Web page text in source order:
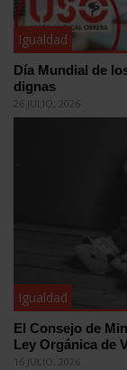
Igualdad
Día Mundial de
dignas
26 JULIO, 2026
Igualdad
El Consejo de
Ley Orgánica de
16 JULIO, 2026